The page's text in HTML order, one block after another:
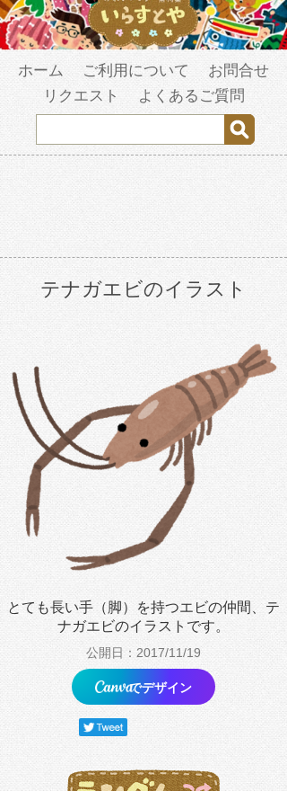
ホーム ご利用について
お問合せ
リクエスト
よくあるご質問
テナガエビのイラスト
とても長い手（脚）を持つエビの仲間、テ
ナガエビのイラストです。
公開日：2017/11/19
でデザイン